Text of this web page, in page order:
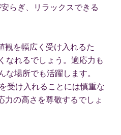
らぎ、リラックスできる
観を幅広く受け入れるた
なれるでしょう。適応力も
場所でも活躍します。
受け入れることには慎重な
力の高さを尊敬するでしょ